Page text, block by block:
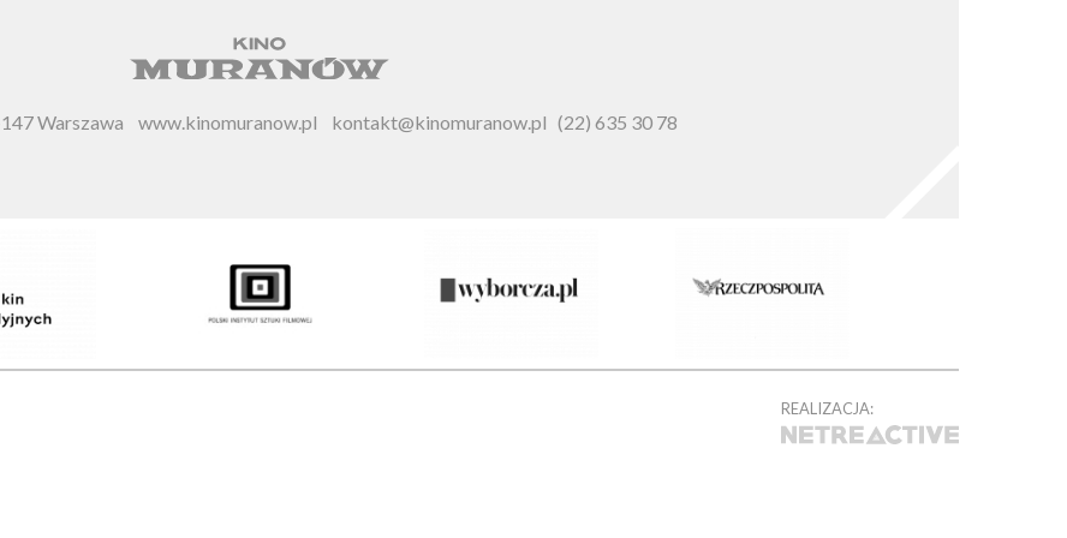
Warszawa www.kinomuranow.pl kontakt@kinomuranow.pl (22) 635 30 78
REALIZACJA: